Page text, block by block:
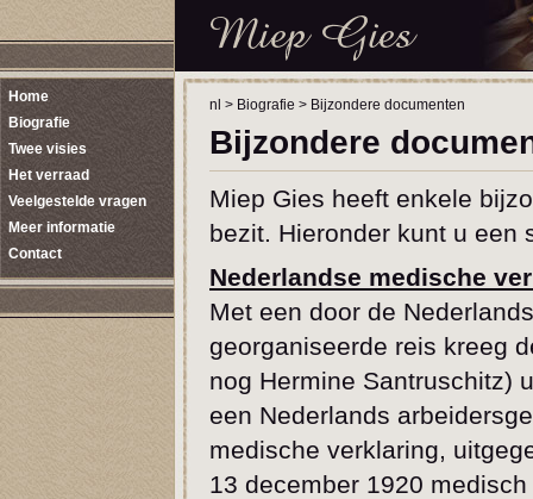
Home
Biografie
Twee visies
Het verraad
Veelgestelde vragen
Meer informatie
Contact
nl > Biografie > Bijzondere documenten
Bijzondere
Miep Gies heeft enkele
bezit. Hieronder kunt u een
Nederlandse medische
Met een door de
georganiseerde reis kreeg
nog Hermine Santruschitz)
een Nederlands
medische verklaring,
13 december 1920